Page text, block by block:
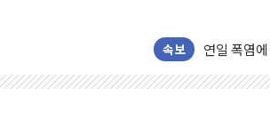
속보
연일 폭염
인제 용대